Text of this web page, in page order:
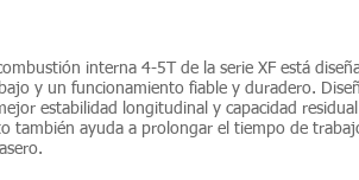
interna 4-5T de la serie XF está
y un funcionamiento fiable y duradero.
estabilidad longitudinal y capacidad
también ayuda a prolongar el tiempo de